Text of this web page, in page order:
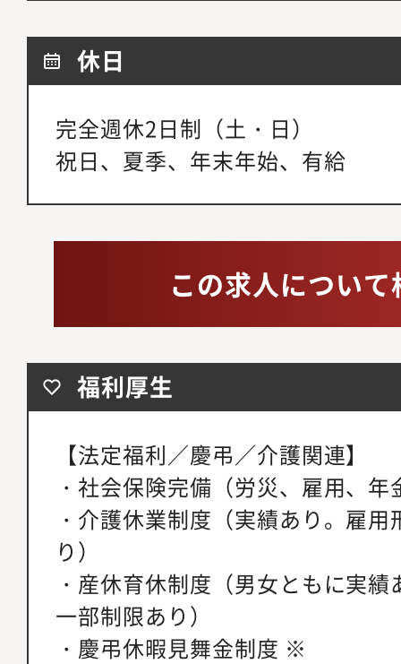
休日
完全週休2日制（土・日）
祝日、夏季、年末年始、有給
この求人につい
福利厚生
【法定福利／慶弔／介護関連】
・社会保険完備（労災、雇用、年
・介護休業制度（実績あり。雇
り）
・産休育休制度（男女ともに実
一部制限あり）
・慶弔休暇見舞金制度 ※